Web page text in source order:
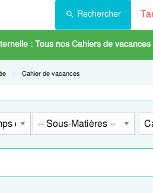
Rechercher
: Tous nos Cahiers de
Current:
Cahier de vacances